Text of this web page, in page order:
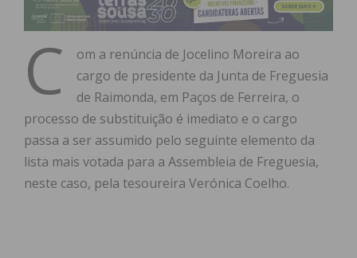
C
om a renúncia de Jocelino Moreira ao
cargo de presidente da Junta de Freguesia
de Raimonda, em Paços de Ferreira, o
processo de substituição é imediato e o cargo
passa a ser assumido pelo seguinte elemento da
lista mais votada para a Assembleia de Freguesia,
neste caso, pela tesoureira Verónica Coelho.